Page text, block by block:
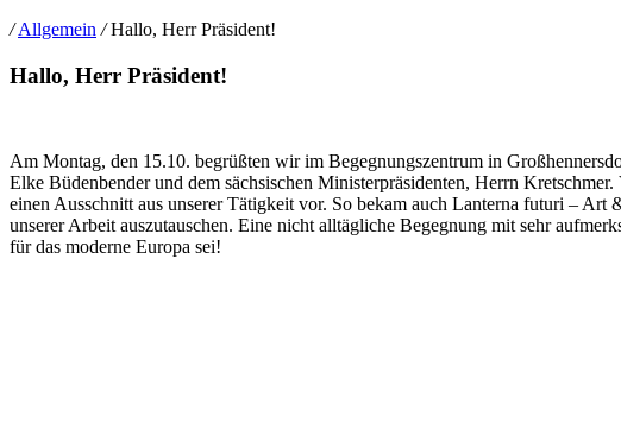
/ Allgemein / Hallo, Herr Präsident!
Hallo, Herr Präsident!
Am Montag, den 15.10. begrüßten wir im Begegnungszentrum in
Elke Büdenbender und dem sächsischen Ministerpräsidenten, Herrn Kretschmer.
einen Ausschnitt aus unserer Tätigkeit vor. So bekam auch Lanterna futuri –
unserer Arbeit auszutauschen. Eine nicht alltägliche Begegnung mit sehr
für das moderne Europa sei!